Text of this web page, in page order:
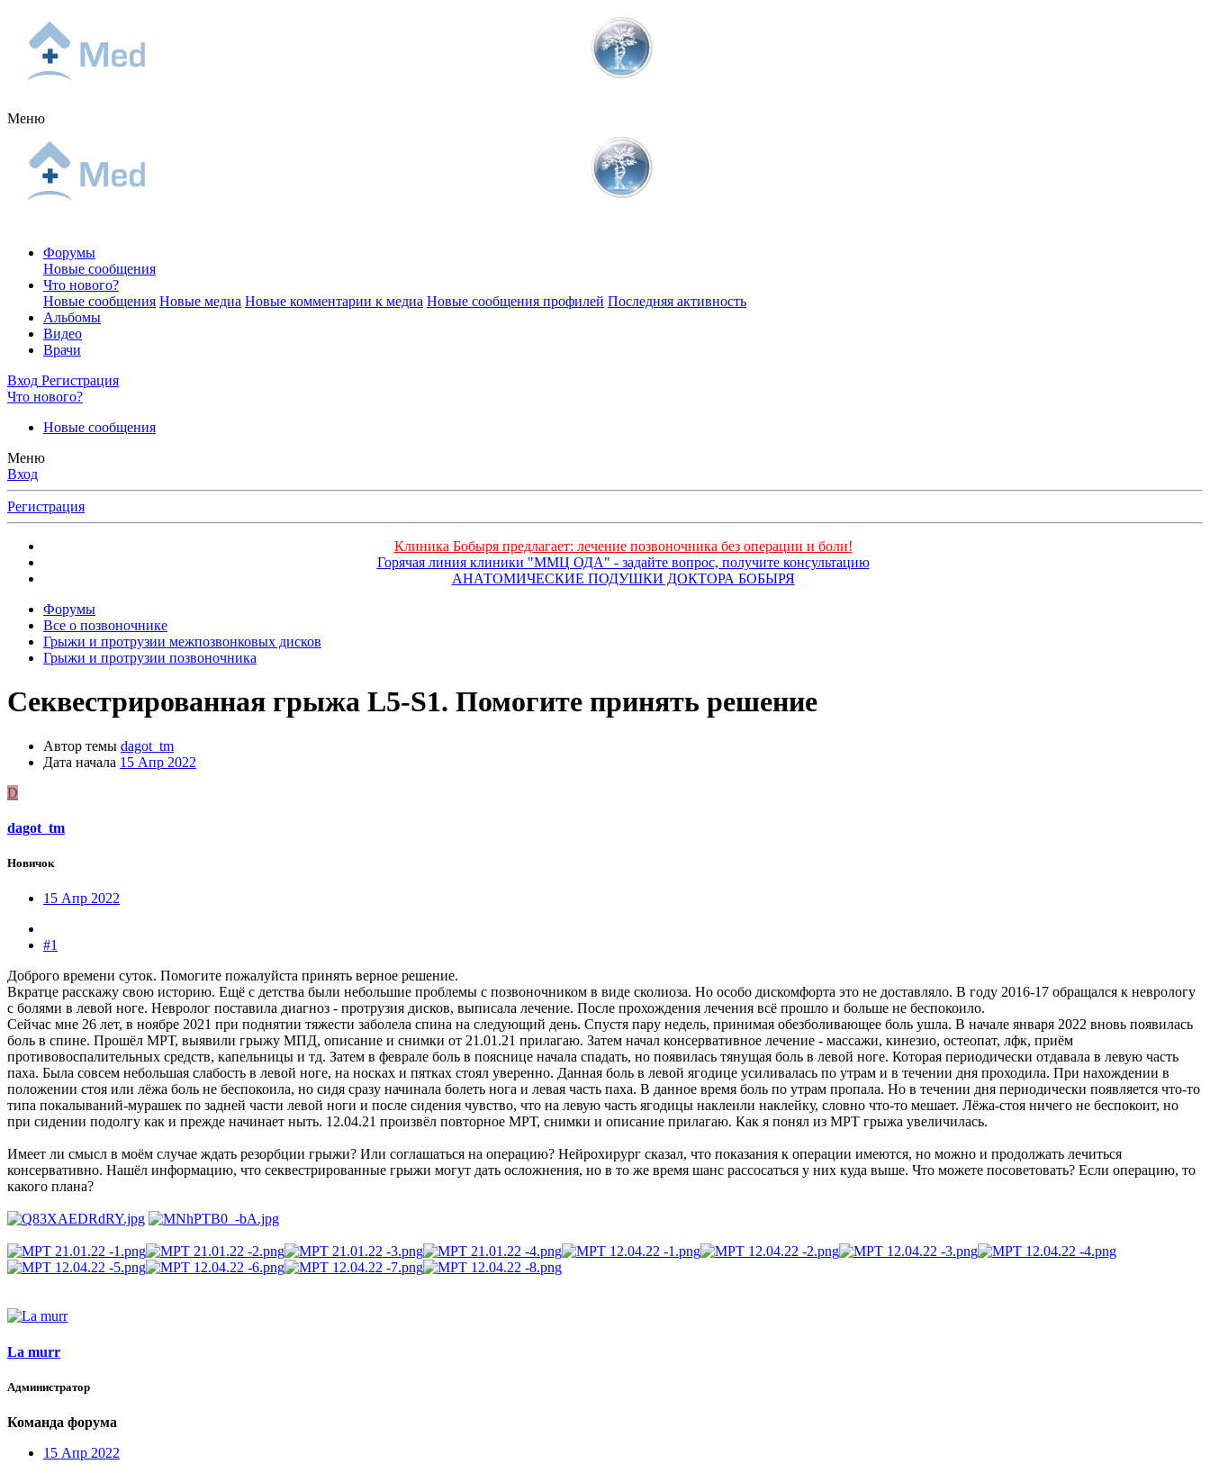
Меню
Форумы
Новые сообщения
Что нового?
Новые сообщения Новые медиа Новые комментарии к медиа Новые сообщения профилей Последняя активность
Альбомы
Видео
Врачи
Вход Регистрация
Что нового?
Новые сообщения
Меню
Вход
Регистрация
Клиника Бобыря предлагает: лечение позвоночника без операции и боли!
Горячая линия клиники "ММЦ ОДА" - задайте вопрос, получите консультацию
АНАТОМИЧЕСКИЕ ПОДУШКИ ДОКТОРА БОБЫРЯ
Форумы
Все о позвоночнике
Грыжи и протрузии межпозвонковых дисков
Грыжи и протрузии позвоночника
Секвестрированная грыжа L5-S1. Помогите принять решение
Автор темы dagot_tm
Дата начала 15 Апр 2022
D
dagot_tm
Новичок
15 Апр 2022
#1
Доброго времени суток. Помогите пожалуйста принять верное решение.
Вкратце расскажу свою историю. Ещё с детства были небольшие проблемы с позвоночником в виде сколиоза. Но особо дискомфорта это не доставляло. В году 2016-17 обращался к неврологу
с болями в левой ноге. Невролог поставила диагноз - протрузия дисков, выписала лечение. После прохождения лечения всё прошло и больше не беспокоило.
Сейчас мне 26 лет, в ноябре 2021 при поднятии тяжести заболела спина на следующий день. Спустя пару недель, принимая обезболивающее боль ушла. В начале января 2022 вновь появилась
боль в спине. Прошёл МРТ, выявили грыжу МПД, описание и снимки от 21.01.21 прилагаю. Затем начал консервативное лечение - массажи, кинезио, остеопат, лфк, приём
противовоспалительных средств, капельницы и тд. Затем в феврале боль в пояснице начала спадать, но появилась тянущая боль в левой ноге. Которая периодически отдавала в левую часть
паха. Была совсем небольшая слабость в левой ноге, на носках и пятках стоял уверенно. Данная боль в левой ягодице усиливалась по утрам и в течении дня проходила. При нахождении в
положении стоя или лёжа боль не беспокоила, но сидя сразу начинала болеть нога и левая часть паха. В данное время боль по утрам пропала. Но в течении дня периодически появляется что-то
типа покалываний-мурашек по задней части левой ноги и после сидения чувство, что на левую часть ягодицы наклеили наклейку, словно что-то мешает. Лёжа-стоя ничего не беспокоит, но
при сидении подолгу как и прежде начинает ныть. 12.04.21 произвёл повторное МРТ, снимки и описание прилагаю. Как я понял из МРТ грыжа увеличилась.
Имеет ли смысл в моём случае ждать резорбции грыжи? Или соглашаться на операцию? Нейрохирург сказал, что показания к операции имеются, но можно и продолжать лечиться
консервативно. Нашёл информацию, что секвестрированные грыжи могут дать осложнения, но в то же время шанс рассосаться у них куда выше. Что можете посоветовать? Если операцию, то
какого плана?
La murr
Администратор
Команда форума
15 Апр 2022